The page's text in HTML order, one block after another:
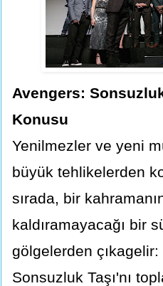
Avengers:
Konusu
Yenilmezler ve yeni
büyük tehlikelerden
sırada, bir
kaldıramayacağı bir
gölgelerden çıkagelir:
Sonsuzluk Taşı'nı